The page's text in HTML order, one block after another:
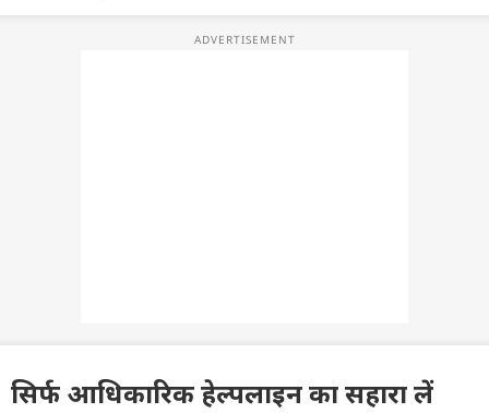
सिर्फ आधिकारिक हेल्पलाइन का सहारा लें